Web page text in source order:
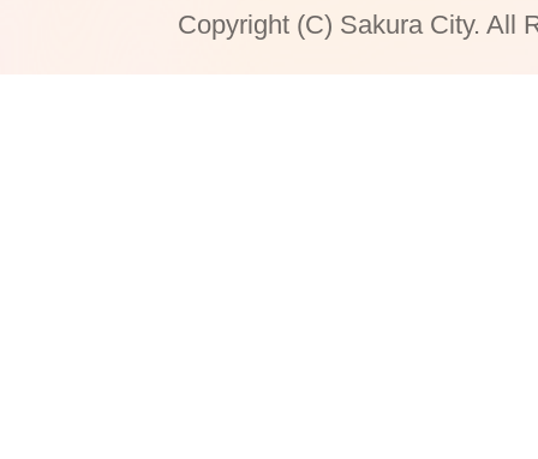
Copyright (C) Sakura City. All